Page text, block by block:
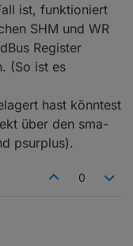
ist, funktioniert
SHM und WR
Register
(So ist es
hast könntest
über den sma-
psurplus).
0